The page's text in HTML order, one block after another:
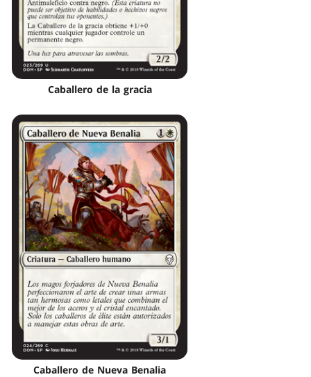
Caballero de la gracia
Caballero de Nueva Benalia